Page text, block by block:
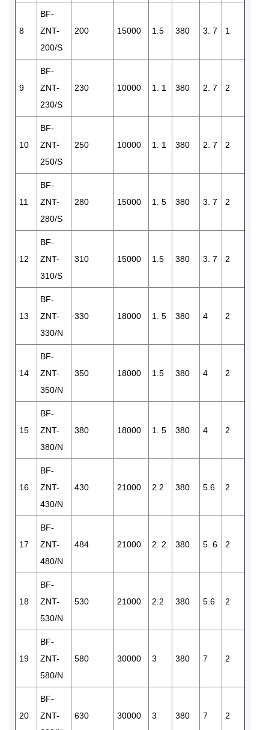
8
BF-
ZNT-
200/S
200 15000 1.5 380 3. 7 1
9
BF-
ZNT-
230/S
230 10000 1. 1 380 2. 7 2
10
BF-
ZNT-
250/S
250 10000 1. 1 380 2. 7 2
11
BF-
ZNT-
280/S
280 15000 1. 5 380 3. 7 2
12
BF-
ZNT-
310/S
310 15000 1.5 380 3. 7 2
13
BF-
ZNT-
330/N
330 18000 1. 5 380 4 2
14
BF-
ZNT-
350/N
350 18000 1.5 380 4 2
15
BF-
ZNT-
380/N
380 18000 1. 5 380 4 2
16
BF-
ZNT-
430/N
430 21000 2.2 380 5.6 2
17
BF-
ZNT-
480/N
484 21000 2. 2 380 5. 6 2
18
BF-
ZNT-
530/N
530 21000 2.2 380 5.6 2
19
BF-
ZNT-
580/N
580 30000 3 380 7 2
20
BF-
ZNT-
630 30000 3 380 7 2